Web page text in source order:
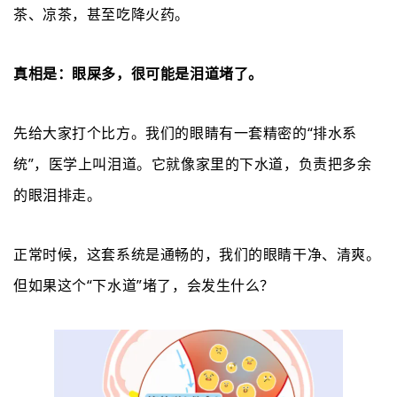
茶、 凉茶，甚至吃降火药。
真相是：眼屎多，很可能是泪道堵了。
先给大家打个比方。我们的眼睛有一套精密的“排水系
统”，医学上叫泪道。它就像家里的下水道，负责把多余
的眼泪排走。
正常时候，这套系统是通畅的，我们的眼睛干净、清爽。
但如果这个“下水道”堵了，会发生什么？